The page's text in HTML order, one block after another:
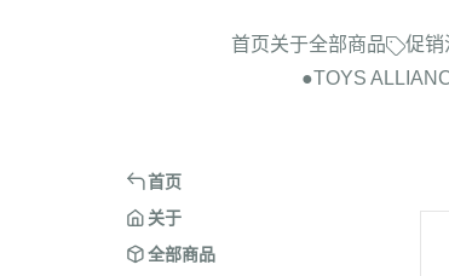
首页关于全部商品 促销
●TOYS
首页
关于
全部商品